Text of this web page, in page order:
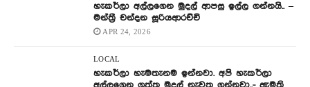
හැකර්ලා අල්ලගෙන මුදල් ආපසු ඉල්ල ගන්නයි.. –
මන්ත්‍රී චන්දන සූරියආරච්චි
APR 24, 2026
LOCAL
හැකර්ලා හැමතැනම ඉන්නවා. අපි හැකර්ලා
අල්ලගෙන ගත්ත මුදල් නැවත ගන්නවා..- ඇමති